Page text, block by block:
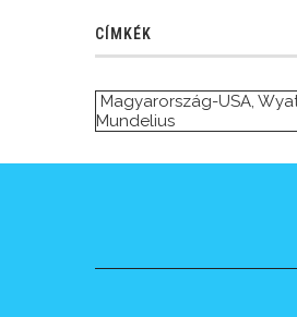
CÍMKÉK
Magyarország-USA,
Mundelius